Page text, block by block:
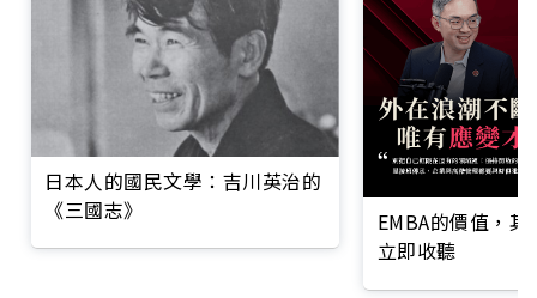
日本人的國民文學：吉川英治的
《三國志》
EMBA的價值，
立即收聽